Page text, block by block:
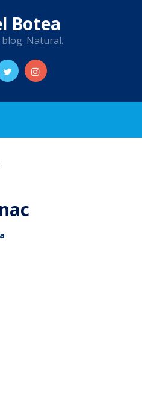
Botea
Natural.